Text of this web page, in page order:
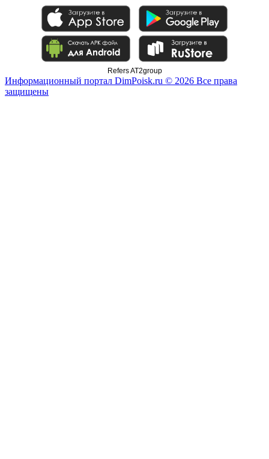
Refers AT2group
Информационный портал DimPoisk.ru © 2026 Все права
защищены